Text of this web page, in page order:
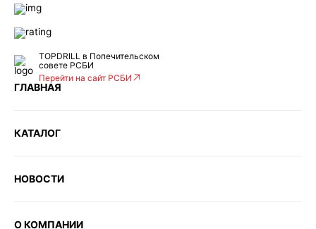
TOPDRILL в Попечительском
совете РСБИ
Перейти на сайт РСБИ
ГЛАВНАЯ
КАТАЛОГ
НОВОСТИ
О КОМПАНИИ